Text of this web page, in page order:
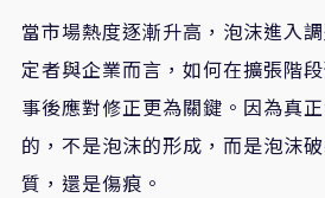
當市場熱度逐漸升高，泡沫進入
定者與企業而言，如何在擴張階
事後應對修正更為關鍵。因為真
的，不是泡沫的形成，而是泡沫
質，還是傷痕。